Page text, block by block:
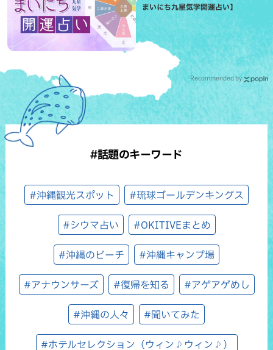
まいにち九星気学開運占い】
Recommended by
#話題のキーワード
#沖縄観光スポット #琉球ゴールデンキングス
#シウマ占い #OKITIVEまとめ
#沖縄のビーチ #沖縄キャンプ場
#アナウンサーズ #復帰を知る #アゲアゲめし
#沖縄の人々 #聞いてみた
#ホテルセレクション（ウィン♪ウィン♪）